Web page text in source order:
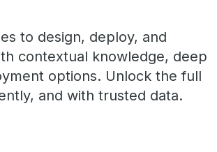
to design, deploy, and
contextual knowledge, deep
options. Unlock the full
and with trusted data.